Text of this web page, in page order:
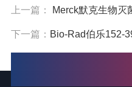
上一篇： Merck默克生物灭菌
下一篇： Bio-Rad伯乐152-